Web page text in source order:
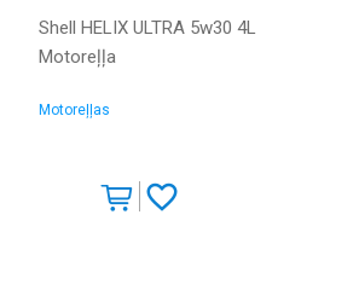
Shell HELIX ULTRA 5w30 4L
Motoreļļa
Motoreļļas